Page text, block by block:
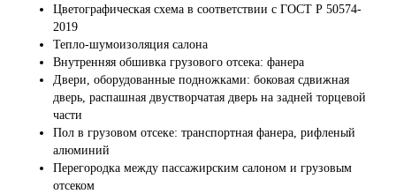
Цветографическая схема в соответствии с ГОСТ Р 50574-
2019
Тепло-шумоизоляция салона
Внутренняя обшивка грузового отсека: фанера
Двери, оборудованные подножками: боковая сдвижная
дверь, распашная двустворчатая дверь на задней торцевой
части
Пол в грузовом отсеке: транспортная фанера, рифленый
алюминий
Перегородка между пассажирским салоном и грузовым
отсеком